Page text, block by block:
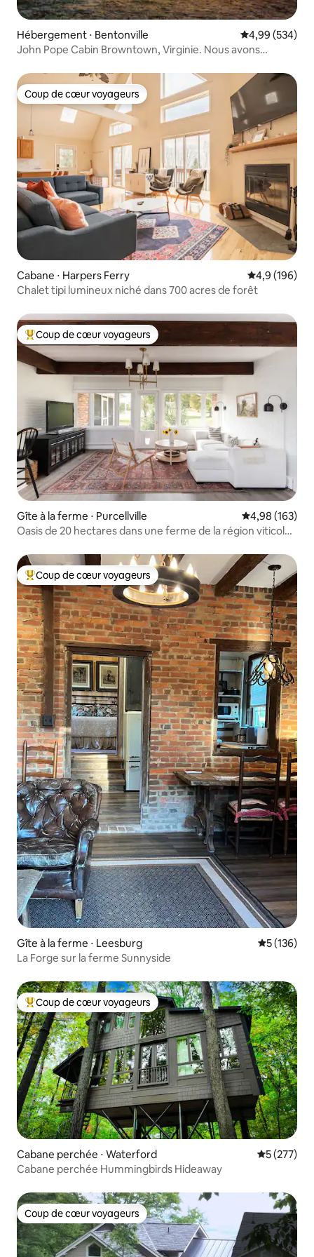
Hébergement ⋅ Bentonville Évaluation
4,99 (534)
John Pope Cabin Browntown, Virginie. Nous avons
Coup de cœur voyageurs
Coup de cœur voyageurs
Cabane ⋅ Harpers Ferry Évaluation
4,9 (196)
Chalet tipi lumineux niché dans 700 acres de forêt
Coups de cœur voyageurs les plus appréciés
Coup de cœur voyageurs
Gîte à la ferme ⋅ Purcellville Évaluation
4,98 (163)
Oasis de 20 hectares dans une ferme de la région viticole
Coups de cœur voyageurs les plus appréciés
Coup de cœur voyageurs
Gîte à la ferme ⋅ Leesburg Évaluation
5 (136)
La Forge sur la ferme Sunnyside
Coups de cœur voyageurs les plus appréciés
Coup de cœur voyageurs
Cabane perchée ⋅ Waterford Évaluation
5 (277)
Cabane perchée Hummingbirds Hideaway
Coup de cœur voyageurs
Coup de cœur voyageurs